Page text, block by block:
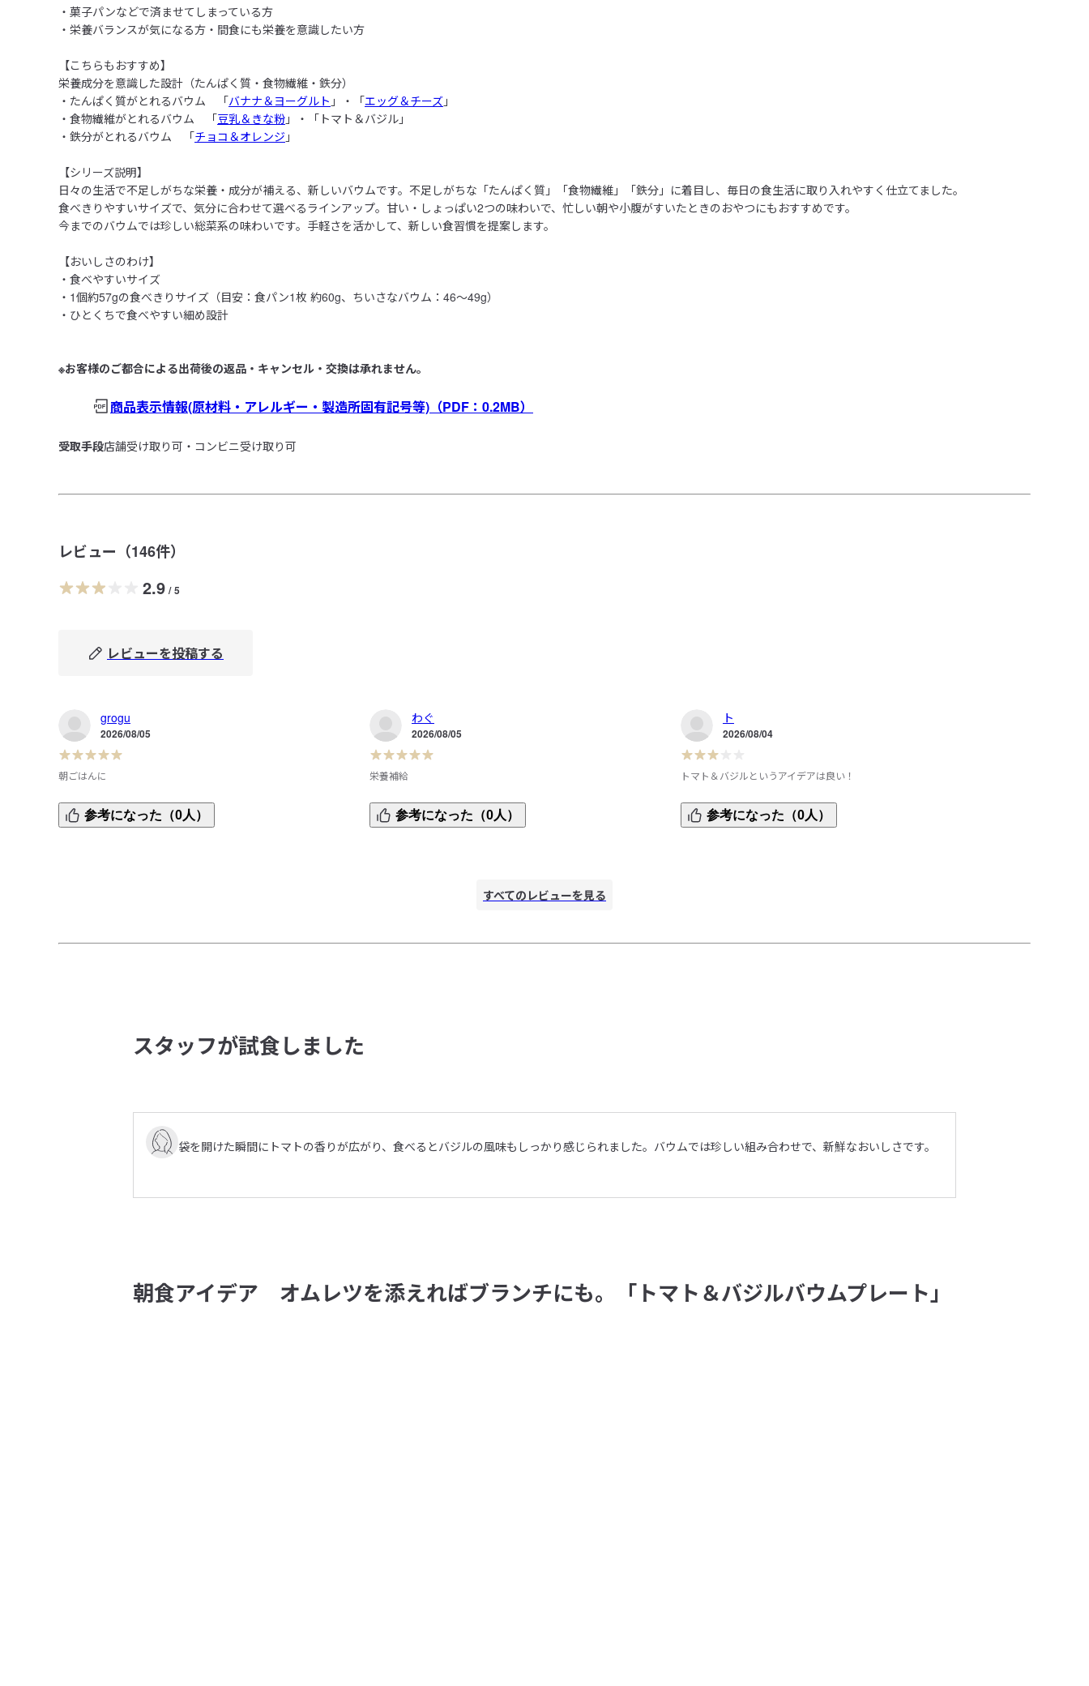
・菓子パンなどで済ませてしまっている方
・栄養バランスが気になる方・間食にも栄養を意識したい方
【こちらもおすすめ】
栄養成分を意識した設計（たんぱく質・食物繊維・鉄分）
・たんぱく質がとれるバウム　「バナナ＆ヨーグルト 」・「エッグ＆チーズ 」
・食物繊維がとれるバウム　「豆乳＆きな粉 」・「トマト＆バジル」
・鉄分がとれるバウム　「チョコ＆オレンジ 」
【シリーズ説明】
日々の生活で不足しがちな栄養・成分が補える、新しいバウムです。不足しがちな「たんぱく質」「食物繊維」「鉄分」に着目し、毎日の食生活に取り入れやすく仕立てました。
食べきりやすいサイズで、気分に合わせて選べるラインアップ。甘い・しょっぱい2つの味わいで、忙しい朝や小腹がすいたときのおやつにもおすすめです。
今までのバウムでは珍しい総菜系の味わいです。手軽さを活かして、新しい食習慣を提案します。
【おいしさのわけ】
・食べやすいサイズ
・1個約57gの食べきりサイズ（目安：食パン1枚 約60g、ちいさなバウム：46～49g）
・ひとくちで食べやすい細め設計
※お客様のご都合による出荷後の返品・キャンセル・交換は承れません。
商品表示情報(原材料・アレルギー・製造所固有記号等) （PDF：0.2MB）
受取手段店舗受け取り可・コンビニ受け取り可
レビュー（146件）
2.9 / 5
レビューを投稿する
grogu
2026/08/05
朝ごはんに
とろけるチーズを乗せてトースターで焼くアレンジをやって
みました。
参考になった（0人）
わぐ
2026/08/05
栄養補給
甘い系のバウムが基本多いので、トマトバジルは珍しいなと
思い購入しました。
参考になった（0人）
ト
2026/08/04
トマト＆バジルというアイデアは良い！
ちょっと期待していたので、ちょっとがっかりしたか
も、、、体に良いものとして売っているので味がしっかりし
参考になった（0人）
すべてのレビューを見る
スタッフが試食しました
袋を開けた瞬間にトマトの香りが広がり、食べるとバジルの風味もしっかり感じられました。バウムでは珍しい組み合わせで、新鮮なおいしさです。
朝食アイデア オムレツを添えればブランチにも。「トマト＆バジルバウムプレート」